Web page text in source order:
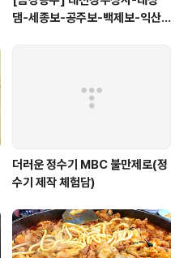
댐-세종보-공주보-백제보-익산
더러운 정수기 MBC 불만제로(정
수기 제작 체험담)